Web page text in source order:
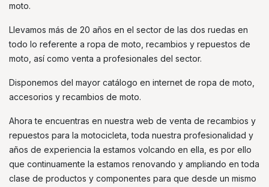
moto.
Llevamos más de 20 años en el sector de las dos ruedas en
todo lo referente a ropa de moto, recambios y repuestos de
moto, así como venta a profesionales del sector.
Disponemos del mayor catálogo en internet de ropa de moto,
accesorios y recambios de moto.
Ahora te encuentras en nuestra web de venta de recambios y
repuestos para la motocicleta, toda nuestra profesionalidad y
años de experiencia la estamos volcando en ella, es por ello
que continuamente la estamos renovando y ampliando en toda
clase de productos y componentes para que desde un mismo